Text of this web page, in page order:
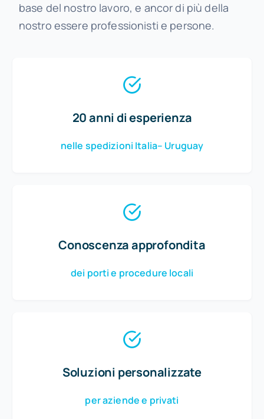
base del nostro lavoro, e ancor di più della
nostro essere professionisti e persone.
20 anni di esperienza
nelle spedizioni Italia– Uruguay
Conoscenza approfondita
dei porti e procedure locali
Soluzioni personalizzate
per aziende e privati